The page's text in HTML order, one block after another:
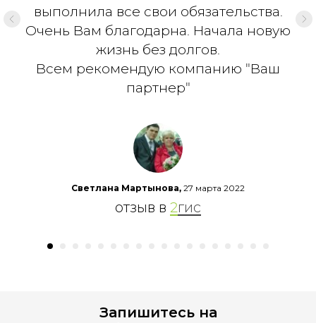
выполнила все свои обязательства.
Очень Вам благодарна. Начала новую
жизнь без долгов.
Всем рекомендую компанию "Ваш
партнер"
Светлана Мартынова, 27 марта 2022
отзыв в 2гис
Запишитесь на